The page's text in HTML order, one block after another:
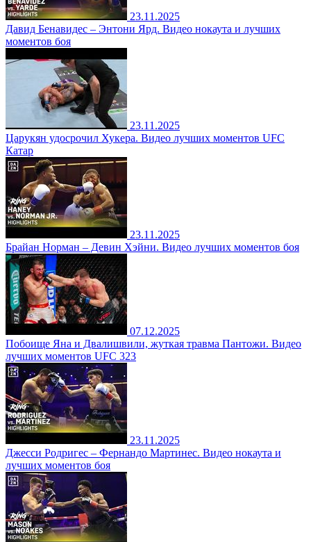
23.11.2025
Давид Бенавидес – Энтони Ярд. Видео нокаута и лучших
моментов боя
23.11.2025
Царукян удосрочил Хукера. Видео лучших моментов UFC
Катар
23.11.2025
Брайан Норман – Девин Хэйни. Видео лучших моментов боя
07.12.2025
Побоище Яна и Двалишвили, жуткая травма Пантожи. Видео
лучших моментов UFC 323
23.11.2025
Джесси Родригес – Фернандо Мартинес. Видео нокаута и
лучших моментов боя